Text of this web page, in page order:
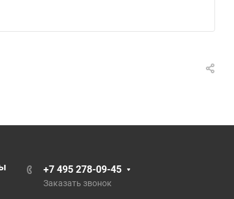
+7 495 278-09-45
Заказать звонок